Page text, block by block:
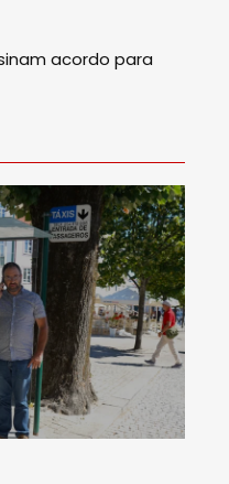
acordo para